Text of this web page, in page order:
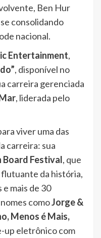
Ben Hur
consolidando
nacional.
Entertainment,
, disponível no
carreira gerenciada
, liderada pelo
viver uma das
carreira: sua
Board Festival, que
da história,
mais de 30
comoJorge &
Menos é Mais,
up eletrônico com